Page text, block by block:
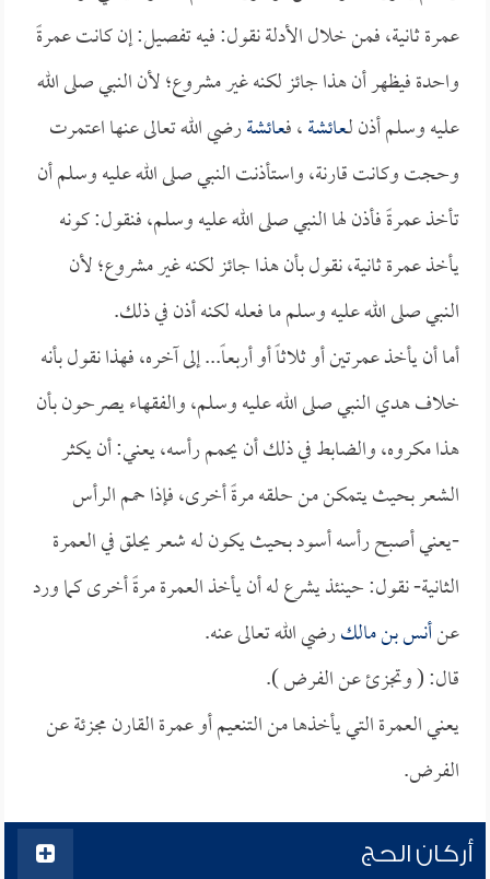
عمرة ثانية، فمن خلال الأدلة نقول: فيه تفصيل: إن كانت عمرةً
واحدة فيظهر أن هذا جائز لكنه غير مشروع؛ لأن النبي صلى الله
عليه وسلم أذن لـعائشة، فعائشةرضي الله تعالى عنها اعتمرت
وحجت وكانت قارنة، واستأذنت النبي صلى الله عليه وسلم أن
تأخذ عمرةً فأذن لها النبي صلى الله عليه وسلم، فنقول: كونه
يأخذ عمرة ثانية، نقول بأن هذا جائز لكنه غير مشروع؛ لأن
النبي صلى الله عليه وسلم ما فعله لكنه أذن في ذلك.
أما أن يأخذ عمرتين أو ثلاثاً أو أربعاً... إلى آخره، فهذا نقول بأنه
خلاف هدي النبي صلى الله عليه وسلم، والفقهاء يصرحون بأن
هذا مكروه، والضابط في ذلك أن يحمم رأسه، يعني: أن يكثر
الشعر بحيث يتمكن من حلقه مرةً أخرى، فإذا حمم الرأس
-يعني أصبح رأسه أسود بحيث يكون له شعر يحلق في العمرة
الثانية- نقول: حينئذ يشرع له أن يأخذ العمرة مرةً أخرى كما ورد
عنأنس بن مالكرضي الله تعالى عنه.
قال: ( وتجزئ عن الفرض ).
يعني العمرة التي يأخذها من التنعيم أو عمرة القارن مجزئة عن
الفرض.
أركان الحج